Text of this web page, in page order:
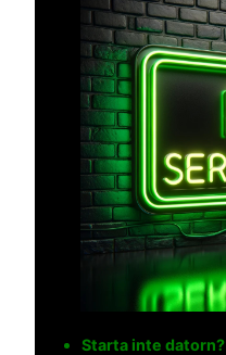
Starta inte datorn?